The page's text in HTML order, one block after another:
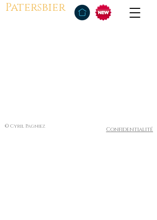
Patersbier
© Cyril Pagniez Confidentialité